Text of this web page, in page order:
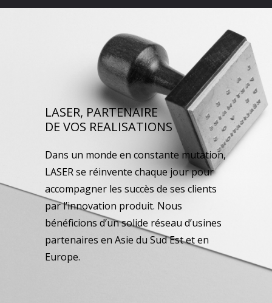
LASER, PARTENAIRE
DE VOS REALISATIONS
Dans un monde en constante mutation,
LASER se réinvente chaque jour pour
accompagner les succès de ses clients
par l’innovation produit. Nous
bénéficions d’un solide réseau d’usines
partenaires en Asie du Sud Est et en
Europe.